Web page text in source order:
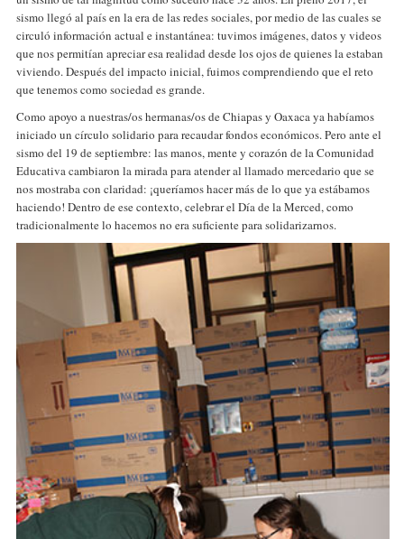
sismo llegó al país en la era de las redes sociales, por medio de las cuales se
circuló información actual e instantánea: tuvimos imágenes, datos y videos
que nos permitían apreciar esa realidad desde los ojos de quienes la estaban
viviendo. Después del impacto inicial, fuimos comprendiendo que el reto
que tenemos como sociedad es grande.
Como apoyo a nuestras/os hermanas/os de Chiapas y Oaxaca ya habíamos
iniciado un círculo solidario para recaudar fondos económicos. Pero ante el
sismo del 19 de septiembre: las manos, mente y corazón de la Comunidad
Educativa cambiaron la mirada para atender al llamado mercedario que se
nos mostraba con claridad: ¡queríamos hacer más de lo que ya estábamos
haciendo! Dentro de ese contexto, celebrar el Día de la Merced, como
tradicionalmente lo hacemos no era suficiente para solidarizarnos.